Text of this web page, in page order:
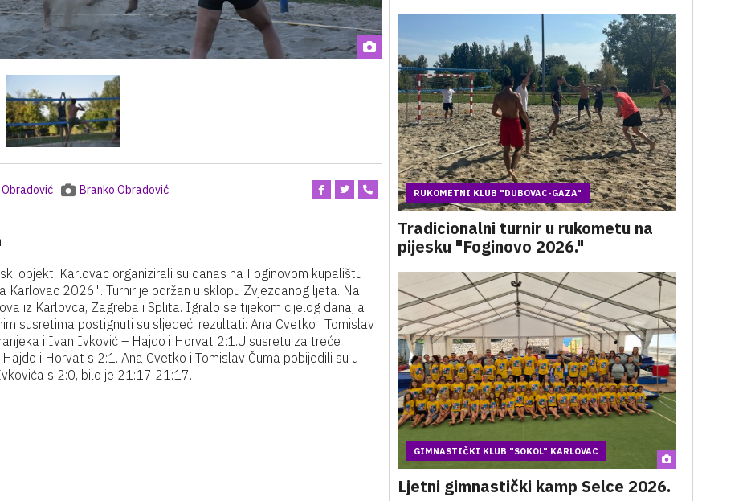
Branko Obradović
objekti Karlovac organizirali su danas na Foginovom kupalištu
Karlovac 2026.". Turnir je održan u sklopu Zvjezdanog ljeta. Na
iz Karlovca, Zagreba i Splita. Igralo se tijekom cijelog dana, a
susretima postignuti su sljedeći rezultati: Ana Cvetko i Tomislav
i Ivan Ivković – Hajdo i Horvat 2:1.U susretu za treće
i Horvat s 2:1. Ana Cvetko i Tomislav Čuma pobijedili su u
s 2:0, bilo je 21:17 21:17.
RUKOMETNI KLUB "DUBOVAC-GAZA"
Tradicionalni turnir u rukometu na
pijesku "Foginovo 2026."
GIMNASTIČKI KLUB "SOKOL" KARLOVAC
Ljetni gimnastički kamp Selce 2026.